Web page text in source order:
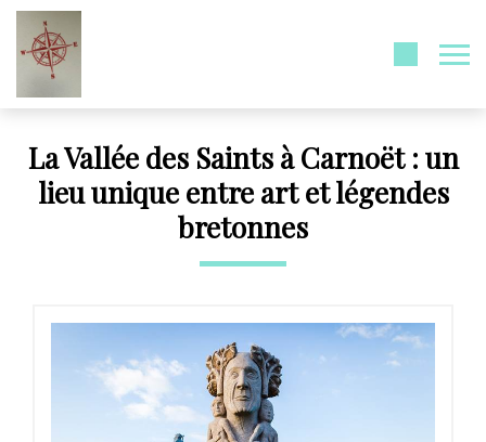
La Vallée des Saints à Carnoët : un
lieu unique entre art et légendes
bretonnes